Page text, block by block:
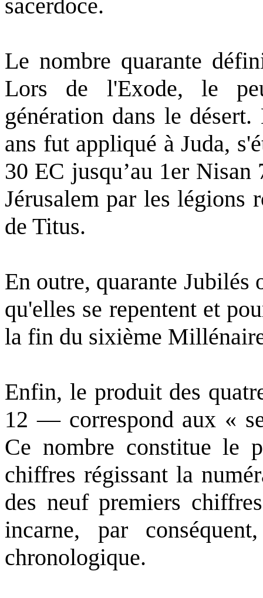
sacerdoce.
Le nombre quarante
Lors de l'Exode, le
génération dans le
ans fut appliqué à Juda,
30 EC jusqu’au 1er
Jérusalem par les légions
de Titus.
En outre, quarante Jubilés
qu'elles se repentent et
la fin du sixième
Enfin, le produit des
12 — correspond aux «
Ce nombre constitue le
chiffres régissant la
des neuf premiers
incarne, par
chronologique.